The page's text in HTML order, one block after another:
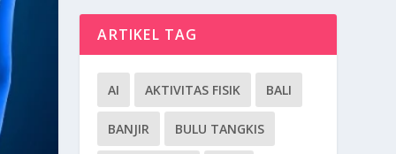
ARTIKEL TAG
AI AKTIVITAS FISIK BALI
BANJIR BULU TANGKIS